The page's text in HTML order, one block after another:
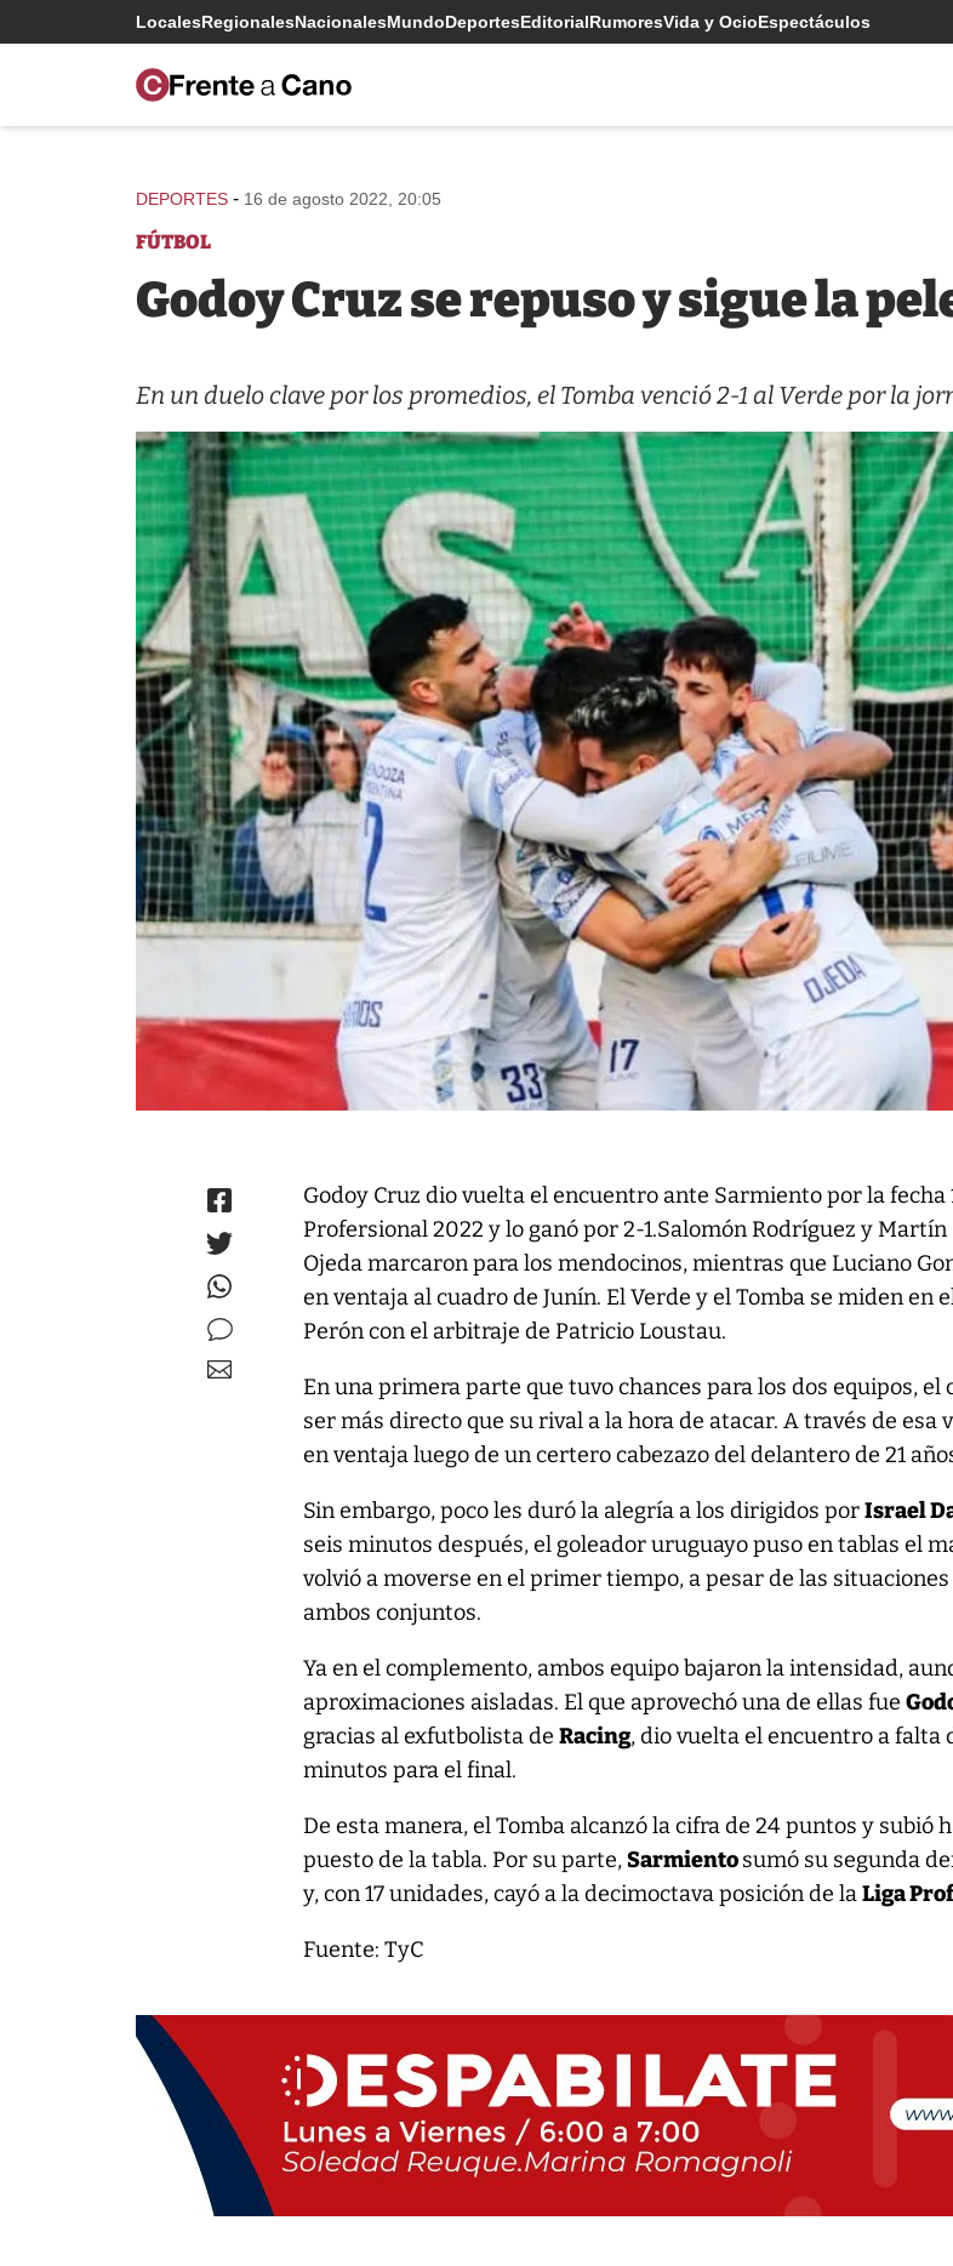
LocalesRegionalesNacionalesMundoDeportesEditorialRumoresVida y OcioEspectáculos
DEPORTES - 16 de agosto 2022, 20:05
FÚTBOL
Godoy Cruz se repuso y sigue la
En un duelo clave por los promedios, el Tomba venció 2-1 al Verde por la
Godoy Cruz dio vuelta el encuentro ante Sarmiento por la fecha
Profersional 2022 y lo ganó por 2-1.Salomón Rodríguez y Martín
Ojeda marcaron para los mendocinos, mientras que Luciano
en ventaja al cuadro de Junín. El Verde y el Tomba se miden en
Perón con el arbitraje de Patricio Loustau.
En una primera parte que tuvo chances para los dos equipos, el
ser más directo que su rival a la hora de atacar. A través de esa
en ventaja luego de un certero cabezazo del delantero de 21
Sin embargo, poco les duró la alegría a los dirigidos porIsrael
seis minutos después, el goleador uruguayo puso en tablas el
volvió a moverse en el primer tiempo, a pesar de las
ambos conjuntos.
Ya en el complemento, ambos equipo bajaron la intensidad,
aproximaciones aisladas. El que aprovechó una de ellas fue
gracias al exfutbolista deRacing, dio vuelta el encuentro a falta
minutos para el final.
De esta manera, el Tomba alcanzó la cifra de 24 puntos y subió
puesto de la tabla. Por su parte,Sarmientosumó su segunda
y, con 17 unidades, cayó a la decimoctava posición de laLiga
Fuente: TyC